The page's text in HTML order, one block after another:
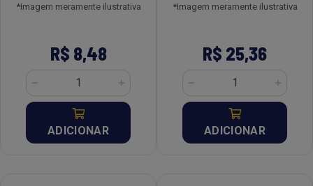
*Imagem meramente ilustrativa
R$ 8,48
ADICIONAR
*Imagem meramente ilustrativa
R$ 25,36
ADICIONAR